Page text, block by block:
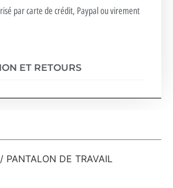
par carte de crédit, Paypal ou virement
ET RETOURS
/ PANTALON DE TRAVAIL